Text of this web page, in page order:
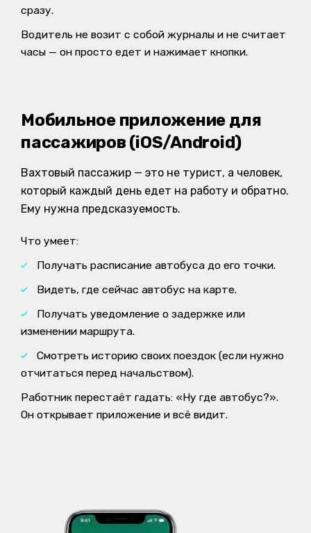
сразу.
Водитель не возит с собой журналы и не считает
часы — он просто едет и нажимает кнопки.
Мобильное приложение для
пассажиров (iOS/Android)
Вахтовый пассажир — это не турист, а человек,
который каждый день едет на работу и обратно.
Ему нужна предсказуемость.
Что умеет:
Получать расписание автобуса до его точки.
Видеть, где сейчас автобус на карте.
Получать уведомление о задержке или
изменении маршрута.
Смотреть историю своих поездок (если нужно
отчитаться перед начальством).
Работник перестаёт гадать: «Ну где автобус?».
Он открывает приложение и всё видит.